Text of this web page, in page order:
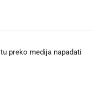
preko medija napadati